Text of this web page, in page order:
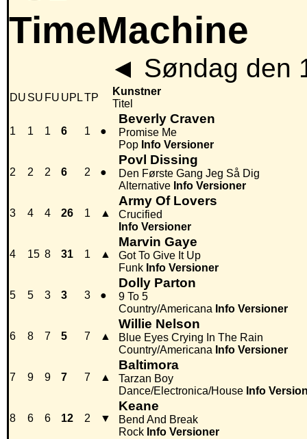
◄ Søndag den
DU SU FU UPLTP
Kunstner
Titel
1 1 1 6 1 ●
Beverly Craven
Promise Me
Pop Info Versioner
2 2 2 6 2 ●
Povl Dissing
Den Første Gang Jeg Så Dig
Alternative Info Versioner
3 4 4 26 1 ▲
Army Of Lovers
Crucified
Info Versioner
4 15 8 31 1 ▲
Marvin Gaye
Got To Give It Up
Funk Info Versioner
5 5 3 3 3 ●
Dolly Parton
9 To 5
Country/Americana Info Versioner
6 8 7 5 7 ▲
Willie Nelson
Blue Eyes Crying In The Rain
Country/Americana Info Versioner
7 9 9 7 7 ▲
Baltimora
Tarzan Boy
Dance/Electronica/House Info
8 6 6 12 2 ▼
Keane
Bend And Break
Rock Info Versioner